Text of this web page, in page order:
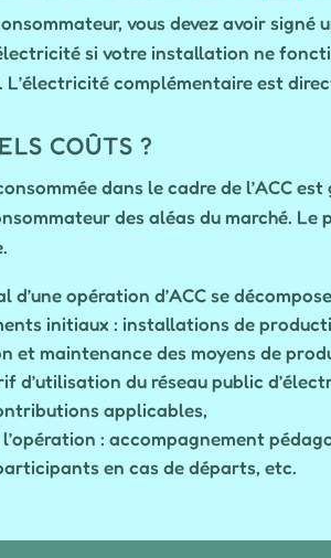
vous devez avoir
si votre installation ne
L’électricité complémentaire est
COÛTS ?
dans le cadre de l’ACC
des aléas du marché. Le
d’une opération d’ACC se
initiaux : installations de
et maintenance des moyens de
d’utilisation du réseau public
applicables,
l’opération : accompagnement
en cas de départs, etc.